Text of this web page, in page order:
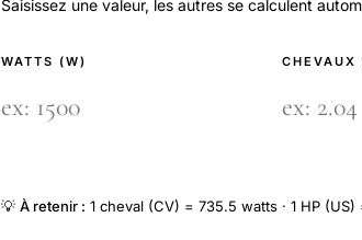
Saisissez une valeur, les autres se calculent
WATTS (W) CHEVAUX
💡 À retenir : 1 cheval (CV) = 735.5 watts · 1 HP